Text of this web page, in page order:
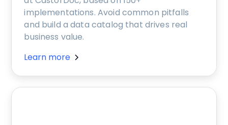
implementations. Avoid common pitfalls
and build a data catalog that drives real
business value.
Learn more